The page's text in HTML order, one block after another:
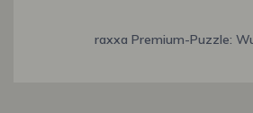
raxxa Premium-Puzzle: